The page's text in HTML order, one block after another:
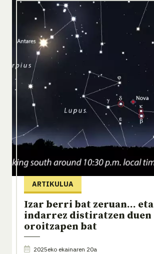
ARTIKULUA
Izar berri bat zeruan... eta
indarrez distiratzen duen
oroitzapen bat
2025eko ekainaren 20a